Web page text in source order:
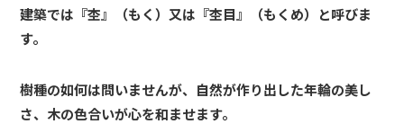
建築では『杢』（もく）又は『杢目』（もくめ）と呼びま
す。
樹種の如何は問いませんが、自然が作り出した年輪の美し
さ、木の色合いが心を和ませます。